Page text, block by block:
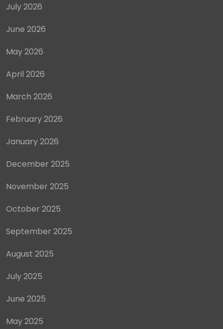
July 2026
June 2026
May 2026
April 2026
March 2026
February 2026
January 2026
December 2025
November 2025
October 2025
September 2025
August 2025
July 2025
June 2025
May 2025